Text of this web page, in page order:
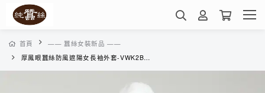
首頁
—— 蠶絲女裝新品 ——
厚鳳眼蠶絲防風遮陽女長袖外套-VWK2BE02MW(仲夏彩繪)